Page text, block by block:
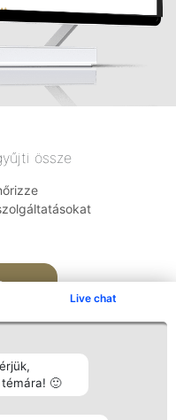
Live chat
🙂
össze
Elérhetőség